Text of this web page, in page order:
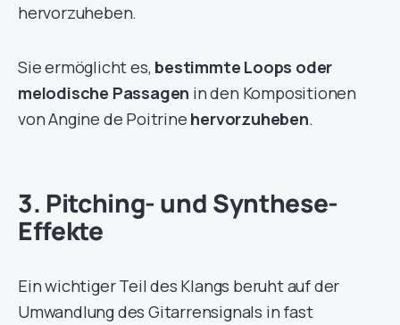
hervorzuheben.
Sie ermöglicht es, bestimmte Loops oder
melodische Passagen in den Kompositionen
von Angine de Poitrine hervorzuheben.
3. Pitching- und Synthese-
Effekte
Ein wichtiger Teil des Klangs beruht auf der
Umwandlung des Gitarrensignals in fast